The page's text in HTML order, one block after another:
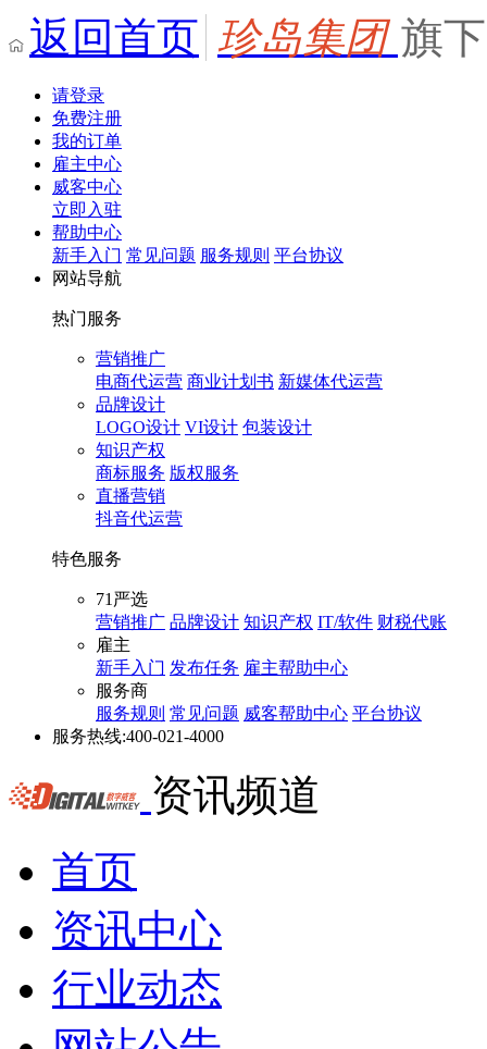
返回首页 珍岛集团 旗
请登录
免费注册
我的订单
雇主中心
威客中心
立即入驻
帮助中心
新手入门 常见问题 服务规则 平台协议
网站导航
热门服务
营销推广
电商代运营 商业计划书 新媒体代运营
品牌设计
LOGO设计 VI设计 包装设计
知识产权
商标服务 版权服务
直播营销
抖音代运营
特色服务
71严选
营销推广 品牌设计 知识产权 IT/软件 财税代账
雇主
新手入门 发布任务 雇主帮助中心
服务商
服务规则 常见问题 威客帮助中心 平台协议
服务热线:400-021-4000
资讯频道
首页
资讯中心
行业动态